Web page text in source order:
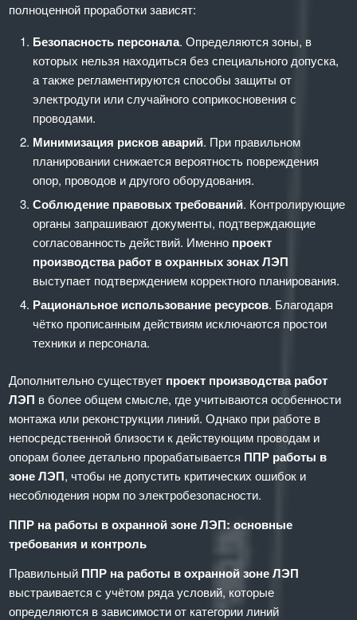
полноценной проработки зависят:
Безопасность персонала. Определяются зоны, в
которых нельзя находиться без специального допуска,
а также регламентируются способы защиты от
электродуги или случайного соприкосновения с
проводами.
Минимизация рисков аварий. При правильном
планировании снижается вероятность повреждения
опор, проводов и другого оборудования.
Соблюдение правовых требований. Контролирующие
органы запрашивают документы, подтверждающие
согласованность действий. Именно проект
производства работ в охранных зонах ЛЭП
выступает подтверждением корректного планирования.
Рациональное использование ресурсов. Благодаря
чётко прописанным действиям исключаются простои
техники и персонала.
Дополнительно существует проект производства работ
ЛЭП в более общем смысле, где учитываются особенности
монтажа или реконструкции линий. Однако при работе в
непосредственной близости к действующим проводам и
опорам более детально прорабатывается ППР работы в
зоне ЛЭП, чтобы не допустить критических ошибок и
несоблюдения норм по электробезопасности.
ППР на работы в охранной зоне ЛЭП: основные
требования и контроль
Правильный ППР на работы в охранной зоне ЛЭП
выстраивается с учётом ряда условий, которые
определяются в зависимости от категории линий